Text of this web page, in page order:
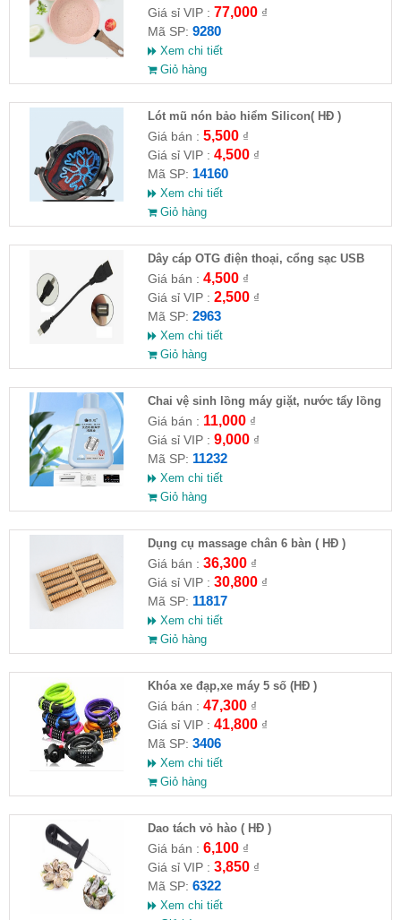
Giá sỉ VIP : 77,000₫
Mã SP: 9280
Xem chi tiết
Giỏ hàng
Lót mũ nón bảo hiểm Silicon( HĐ )
Giá bán : 5,500₫
Giá sỉ VIP : 4,500₫
Mã SP: 14160
Xem chi tiết
Giỏ hàng
Dây cáp OTG điện thoại, cổng sạc USB
Giá bán : 4,500₫
Giá sỉ VIP : 2,500₫
Mã SP: 2963
Xem chi tiết
Giỏ hàng
Chai vệ sinh lồng máy giặt, nước tẩy lồng
máy giặt CLEANING FLUID
Giá bán : 11,000₫
Giá sỉ VIP : 9,000₫
Mã SP: 11232
Xem chi tiết
Giỏ hàng
Dụng cụ massage chân 6 bàn ( HĐ )
Giá bán : 36,300₫
Giá sỉ VIP : 30,800₫
Mã SP: 11817
Xem chi tiết
Giỏ hàng
Khóa xe đạp,xe máy 5 số (HĐ )
Giá bán : 47,300₫
Giá sỉ VIP : 41,800₫
Mã SP: 3406
Xem chi tiết
Giỏ hàng
Dao tách vỏ hào ( HĐ )
Giá bán : 6,100₫
Giá sỉ VIP : 3,850₫
Mã SP: 6322
Xem chi tiết